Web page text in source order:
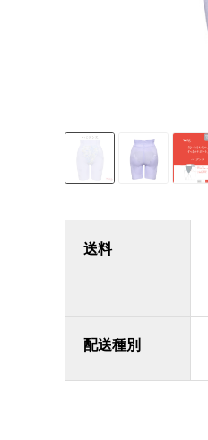
送料
配送種別